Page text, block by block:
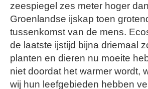
zeespiegel zes meter hoger
Groenlandse ijskap toen
tussenkomst van de mens.
de laatste ijstijd bijna driemaal
planten en dieren nu moeite
niet doordat het warmer wordt,
wij hun leefgebieden hebben